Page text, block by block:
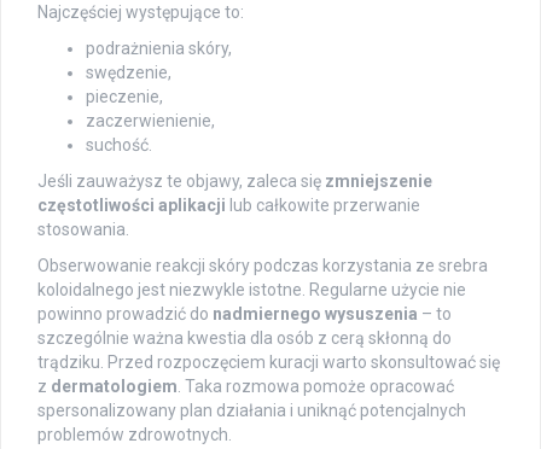
Najczęściej występujące to:
podrażnienia skóry,
swędzenie,
pieczenie,
zaczerwienienie,
suchość.
Jeśli zauważysz te objawy, zaleca się zmniejszenie
częstotliwości aplikacji lub całkowite przerwanie
stosowania.
Obserwowanie reakcji skóry podczas korzystania ze srebra
koloidalnego jest niezwykle istotne. Regularne użycie nie
powinno prowadzić do nadmiernego wysuszenia – to
szczególnie ważna kwestia dla osób z cerą skłonną do
trądziku. Przed rozpoczęciem kuracji warto skonsultować się
z dermatologiem . Taka rozmowa pomoże opracować
spersonalizowany plan działania i uniknąć potencjalnych
problemów zdrowotnych.